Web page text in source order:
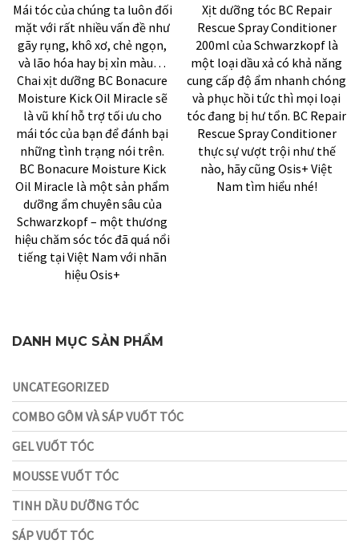
Mái tóc của chúng ta luôn đối
mặt với rất nhiều vấn đề như
gãy rụng, khô xơ, chẻ ngọn,
và lão hóa hay bị xỉn màu…
Chai xịt dưỡng BC Bonacure
Moisture Kick Oil Miracle sẽ
là vũ khí hỗ trợ tối ưu cho
mái tóc của bạn để đánh bại
những tình trạng nói trên.
BC Bonacure Moisture Kick
Oil Miracle là một sản phẩm
dưỡng ẩm chuyên sâu của
Schwarzkopf – một thương
hiệu chăm sóc tóc đã quá nổi
tiếng tại Việt Nam với nhãn
hiệu Osis+
Xịt dưỡng tóc BC Repair
Rescue Spray Conditioner
200ml của Schwarzkopf là
một loại dầu xả có khả năng
cung cấp độ ẩm nhanh chóng
và phục hồi tức thì mọi loại
tóc đang bị hư tổn. BC Repair
Rescue Spray Conditioner
thực sự vượt trội như thế
nào, hãy cũng Osis+ Việt
Nam tìm hiểu nhé!
DANH MỤC SẢN PHẨM
UNCATEGORIZED
COMBO GÔM VÀ SÁP VUỐT TÓC
GEL VUỐT TÓC
MOUSSE VUỐT TÓC
TINH DẦU DƯỠNG TÓC
SÁP VUỐT TÓC